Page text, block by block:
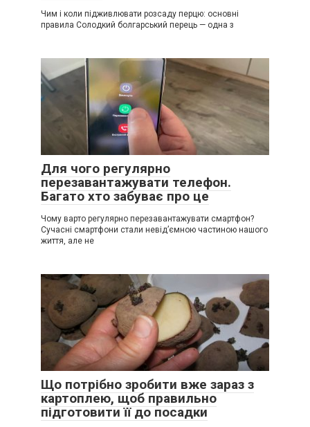
Чим і коли підживлювати розсаду перцю: основні
правила Солодкий болгарський перець — одна з
Для чого регулярно
перезавантажувати телефон.
Багато хто забуває про це
Чому варто регулярно перезавантажувати смартфон?
Сучасні смартфони стали невід’ємною частиною нашого
життя, але не
Що потрібно зробити вже зараз з
картоплею, щоб правильно
підготовити її до посадки